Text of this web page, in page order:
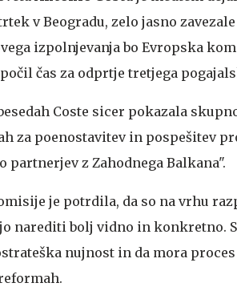
v Beogradu, zelo jasno
izpolnjevanja bo Evropska
čas za odprtje tretjega
Coste sicer pokazala
za poenostavitev in pospešitev
partnerjev z Zahodnega Balkana".
je potrdila, da so na vrhu
narediti bolj vidno in konkretno.
nujnost in da mora